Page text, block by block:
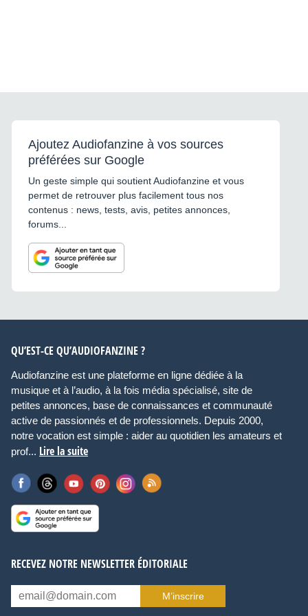
Ajoutez Audiofanzine à vos sources
préférées sur Google
Un geste simple qui soutient Audiofanzine et vous
permet de retrouver plus facilement tous nos
contenus : news, tests, avis, petites annonces,
forums...
QU’EST-CE QU’AUDIOFANZINE ?
Audiofanzine est une plateforme en ligne dédiée à la
musique et à l’audio, à la fois média spécialisé, site de
petites annonces, base de connaissances et communauté
active de passionnés et de professionnels. Depuis 2000,
notre vocation est simple : aider au quotidien les amateurs et
prof... Lire la suite
RECEVEZ NOTRE NEWSLETTER ÉDITORIALE
M’inscrire